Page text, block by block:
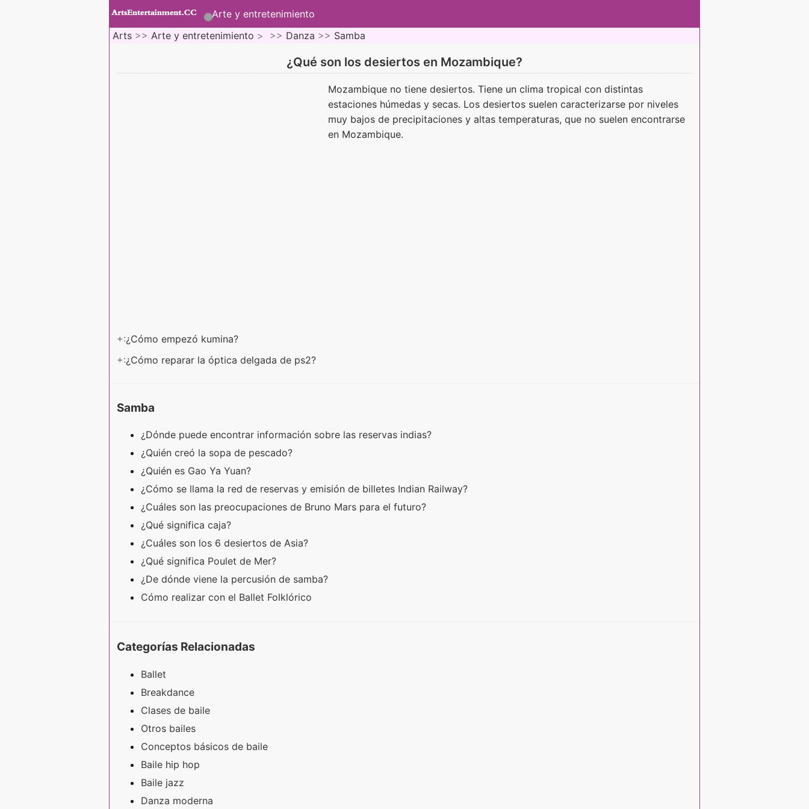
Arte y entretenimiento
Arts >> Arte y entretenimiento > >> Danza >> Samba
¿Qué son los desiertos en Mozambique?
Mozambique no tiene desiertos. Tiene un clima tropical con distintas
estaciones húmedas y secas. Los desiertos suelen caracterizarse por niveles
muy bajos de precipitaciones y altas temperaturas, que no suelen encontrarse
en Mozambique.
+:¿Cómo empezó kumina?
+:¿Cómo reparar la óptica delgada de ps2?
Samba
¿Dónde puede encontrar información sobre las reservas indias?
¿Quién creó la sopa de pescado?
¿Quién es Gao Ya Yuan?
¿Cómo se llama la red de reservas y emisión de billetes Indian Railway?
¿Cuáles son las preocupaciones de Bruno Mars para el futuro?
¿Qué significa caja?
¿Cuáles son los 6 desiertos de Asia?
¿Qué significa Poulet de Mer?
¿De dónde viene la percusión de samba?
Cómo realizar con el Ballet Folklórico
Categorías Relacionadas
Ballet
Breakdance
Clases de baile
Otros bailes
Conceptos básicos de baile
Baile hip hop
Baile jazz
Danza moderna